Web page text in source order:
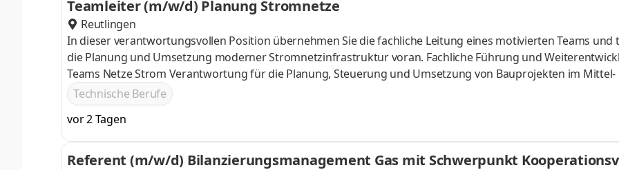
Teamleiter (m/w/d) Planung Stromnetze
Reutlingen
In dieser verantwortungsvollen Position übernehmen Sie die fachliche Leitung eines motivierten Teams und
die Planung und Umsetzung moderner Stromnetzinfrastruktur voran. Fachliche Führung und
Teams Netze Strom Verantwortung für die Planung, Steuerung und Umsetzung von Bauprojekten im Mittel-
Niederspannungsnetz Ganzheitliche Betreuung von Netzbaumaßnahmen - von der Projektierung über
und Ressourcenplanung bis hin zur Dokumentation
Technische Berufe
vor 2 Tagen
Referent (m/w/d) Bilanzierungsmanagement Gas mit Schwerpunkt